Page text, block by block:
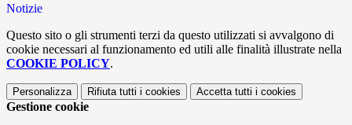
Notizie
Questo sito o gli strumenti terzi da questo utilizzati si avvalgono di
cookie necessari al funzionamento ed utili alle finalità illustrate nella
COOKIE POLICY.
Personalizza Rifiuta tutti i cookies Accetta tutti i cookies
Gestione cookie